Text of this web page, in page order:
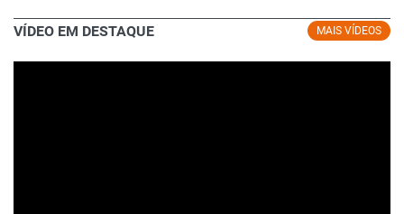
MAIS VÍDEOS
VÍDEO EM DESTAQUE